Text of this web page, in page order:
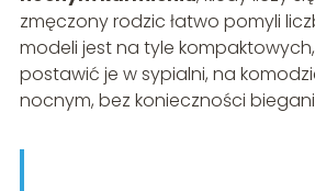
zmęczony rodzic łatwo pomyli
modeli jest na tyle
postawić je w sypialni, na
nocnym, bez konieczności